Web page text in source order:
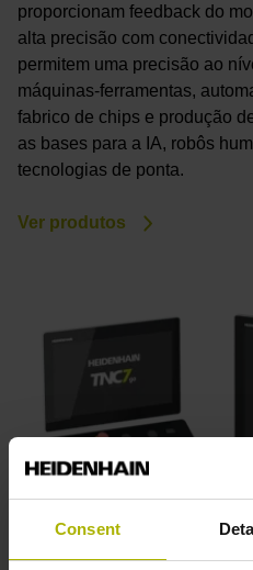
Consent
proporcionam feedback do
alta precisão com
permitem uma precisão ao
máquinas-ferramentas,
fabrico de chips e produção
as bases para a IA, robôs
tecnologias de ponta.
Ver produtos